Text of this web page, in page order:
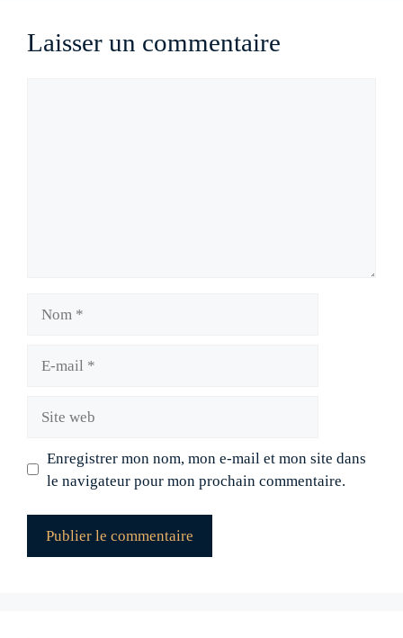
Laisser un commentaire
Enregistrer mon nom, mon e-mail et mon site dans
le navigateur pour mon prochain commentaire.